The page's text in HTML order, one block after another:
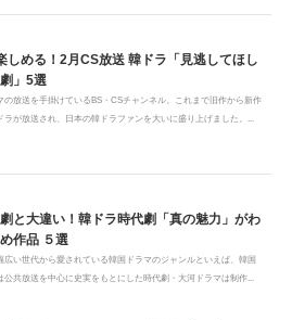
しめる！2月CS放送 韓ドラ「見逃してほし
」5選
の放送を手掛けているBS・CSチャンネル。これまで旧作から新作
ラが放送され、日本の韓ドラファンを大いに盛り上げました。...
と大違い！韓ドラ時代劇「真の魅力」がわ
作品 ５選
広い世代から愛されている韓国ドラマのジャンルといえば、韓国
公共放送を中心に史実をもとにした時代劇・大河ドラマは制作...